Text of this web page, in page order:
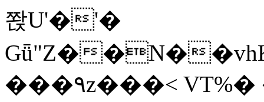
쫝U'�'�
Gǖ"Z��N�
���٩z���< VT%� �}z�XEu�<ं�Q!